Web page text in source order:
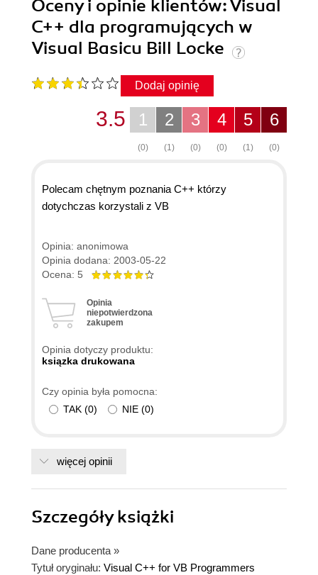
Oceny i opinie klientów: Visual
C++ dla programujących w
Visual Basicu Bill Locke
Dodaj opinię
6
(0)
5
(1)
4
(0)
3
(0)
2
(1)
1
(0)
3.5
Polecam chętnym poznania C++ którzy
dotychczas korzystali z VB
Opinia: anonimowa
Opinia dodana: 2003-05-22
Ocena: 5
Opinia
niepotwierdzona
zakupem
Opinia dotyczy produktu:
ksiązka drukowana
Czy opinia była pomocna:
TAK (0) NIE (0)
więcej opinii
Szczegółyksiążki
Dane producenta »
Tytuł oryginału: Visual C++ for VB Programmers